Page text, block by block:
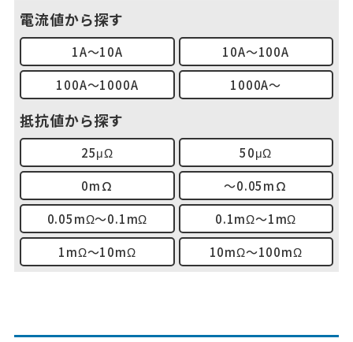
電流値から探す
1A～10A
10A～100A
100A～1000A
1000A～
抵抗値から探す
25μΩ
50μΩ
0mΩ
～0.05mΩ
0.05mΩ～0.1mΩ
0.1mΩ～1mΩ
1mΩ～10mΩ
10mΩ～100mΩ